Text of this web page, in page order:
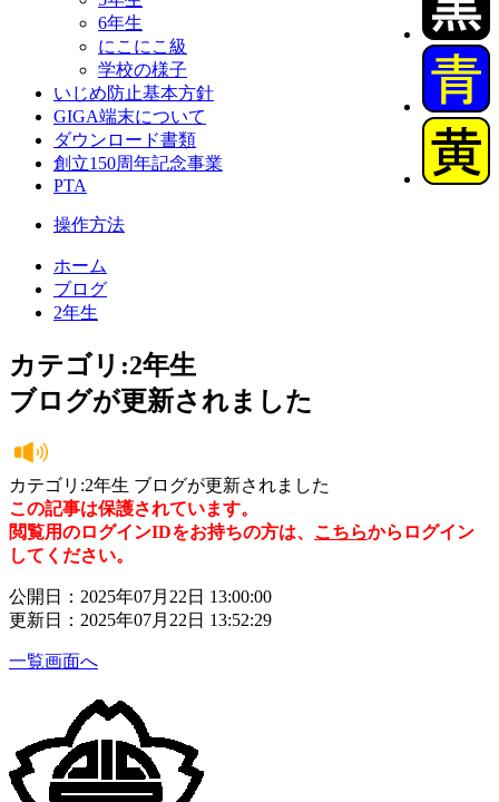
6年生
にこにこ級
学校の様子
いじめ防止基本方針
GIGA端末について
ダウンロード書類
創立150周年記念事業
PTA
操作方法
ホーム
ブログ
2年生
カテゴリ:2年生
ブログが更新されました
カテゴリ:2年生 ブログが更新されました
この記事は保護されています。
閲覧用のログインIDをお持ちの方は、 こちらからログイン
してください。
公開日：2025年07月22日 13:00:00
更新日：2025年07月22日 13:52:29
一覧画面へ